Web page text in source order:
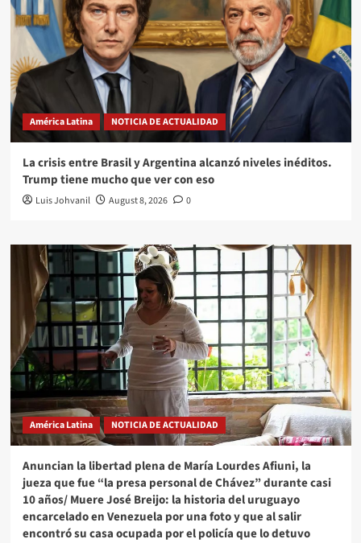
América Latina NOTICIA DE ACTUALIDAD
La crisis entre Brasil y Argentina alcanzó niveles inéditos.
Trump tiene mucho que ver con eso
Luis Johvanil August 8, 2026 0
América Latina NOTICIA DE ACTUALIDAD
Anuncian la libertad plena de María Lourdes Afiuni, la
jueza que fue “la presa personal de Chávez” durante casi
10 años/ Muere José Breijo: la historia del uruguayo
encarcelado en Venezuela por una foto y que al salir
encontró su casa ocupada por el policía que lo detuvo